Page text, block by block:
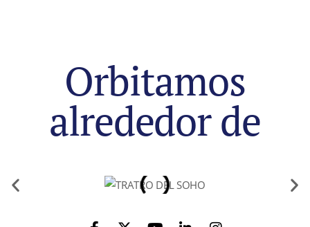
Orbitamos
alrededor de